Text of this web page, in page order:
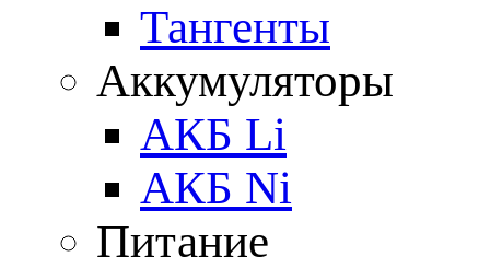
Тангенты
Аккумуляторы
АКБ Li
АКБ Ni
Питание